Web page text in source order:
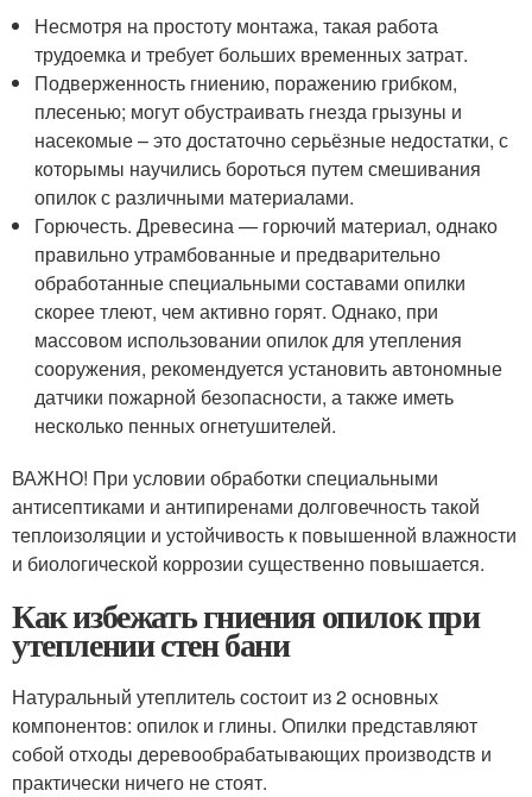
Несмотря на простоту монтажа, такая работа
трудоемка и требует больших временных затрат.
Подверженность гниению, поражению грибком,
плесенью; могут обустраивать гнезда грызуны и
насекомые – это достаточно серьёзные недостатки, с
которымы научились бороться путем смешивания
опилок с различными материалами.
Горючесть. Древесина — горючий материал, однако
правильно утрамбованные и предварительно
обработанные специальными составами опилки
скорее тлеют, чем активно горят. Однако, при
массовом использовании опилок для утепления
сооружения, рекомендуется установить автономные
датчики пожарной безопасности, а также иметь
несколько пенных огнетушителей.
ВАЖНО! При условии обработки специальными
антисептиками и антипиренами долговечность такой
теплоизоляции и устойчивость к повышенной влажности
и биологической коррозии существенно повышается.
Как избежать гниения опилок при
утеплении стен бани
Натуральный утеплитель состоит из 2 основных
компонентов: опилок и глины. Опилки представляют
собой отходы деревообрабатывающих производств и
практически ничего не стоят.